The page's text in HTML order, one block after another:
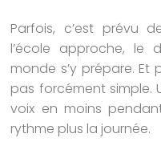
Parfois, c’est prévu
l’école approche, le
monde s’y prépare. Et
pas forcément simple.
voix en moins
rythme plus la journée.